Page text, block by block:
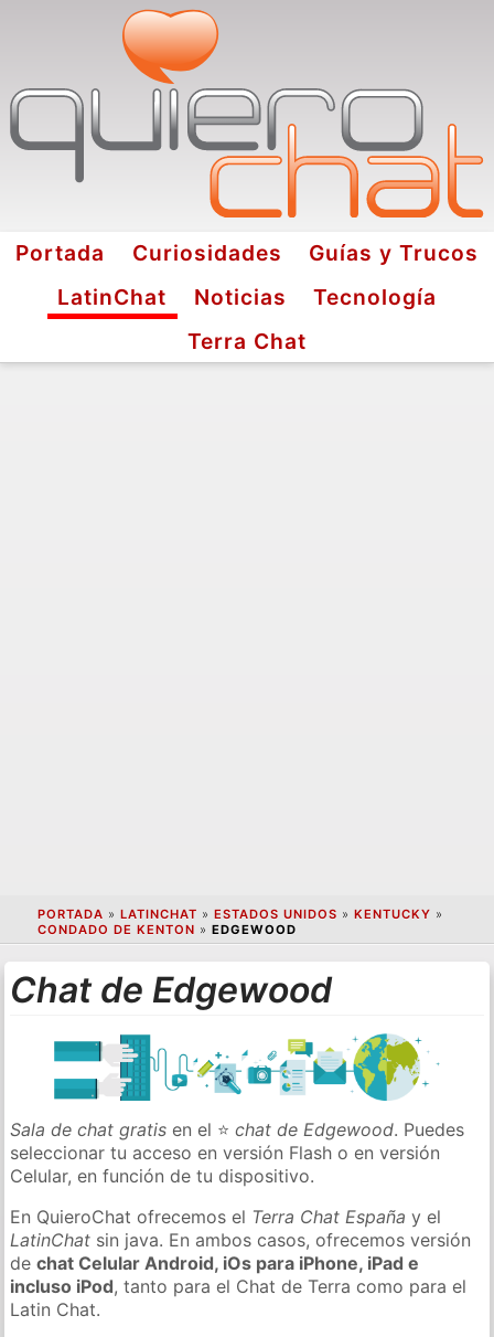
Portada Curiosidades
Guías y Trucos
LatinChat
Noticias
Tecnología
Terra Chat
PORTADA » LATINCHAT » ESTADOS UNIDOS » KENTUCKY »
CONDADO DE KENTON » EDGEWOOD
Chat de Edgewood
Sala de chat gratis en el ⭐chat de Edgewood. Puedes
seleccionar tu acceso en versión Flash o en versión
Celular, en función de tu dispositivo.
En QuieroChat ofrecemos el Terra Chat España y el
LatinChat sin java. En ambos casos, ofrecemos versión
dechat Celular Android, iOs para iPhone, iPad e
incluso iPod, tanto para el Chat de Terra como para el
Latin Chat.